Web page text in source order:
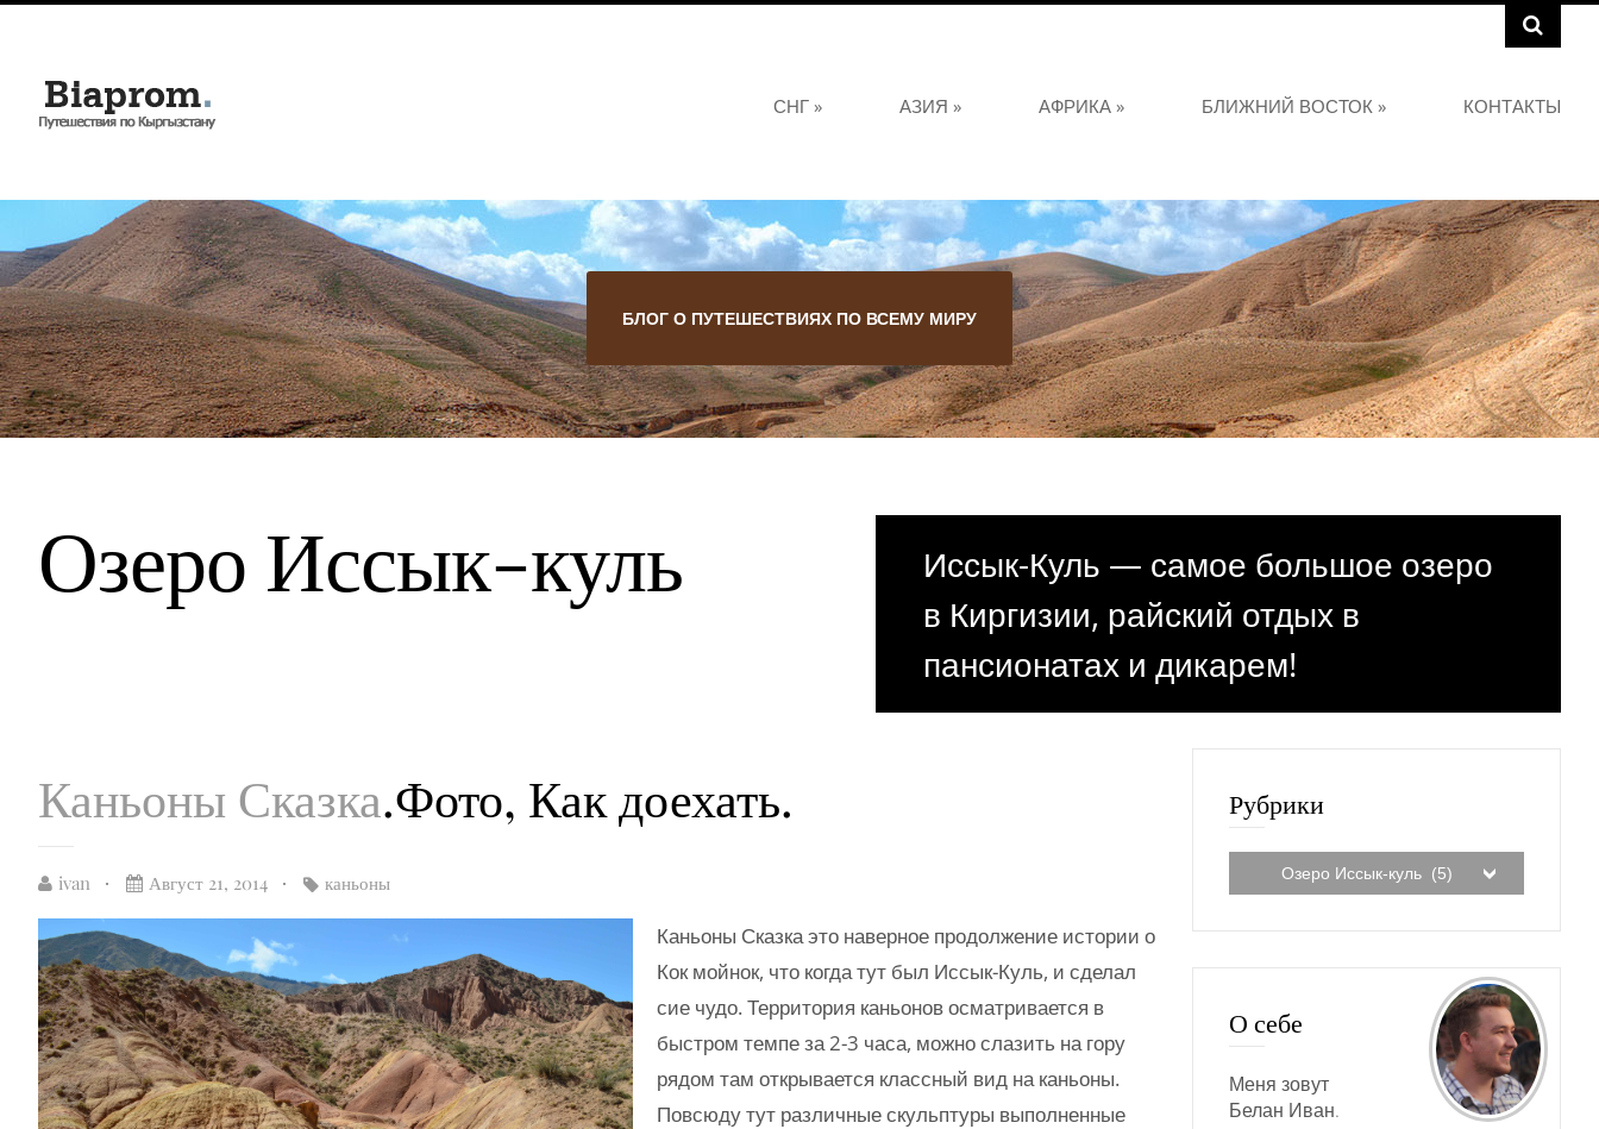
СНГ » АЗИЯ » АФРИКА » БЛИЖНИЙ ВОСТОК » КОНТАКТЫ
БЛОГ О ПУТЕШЕСТВИЯХ ПО ВСЕМУ МИРУ
Озеро Иссык-куль
Иссык-Куль — самое большое озеро
в Киргизии, райский отдых в
пансионатах и дикарем!
Каньоны Сказка.Фото, Как доехать.
ivan Август 21, 2014 каньоны
Каньоны Сказка это наверное продолжение истории о
Кок мойнок, что когда тут был Иссык-Куль, и сделал
сие чудо. Территория каньонов осматривается в
быстром темпе за 2-3 часа, можно слазить на гору
рядом там открывается классный вид на каньоны.
Повсюду тут различные скульптуры выполненные
Рубрики
О себе
Меня зовут
Белан Иван.